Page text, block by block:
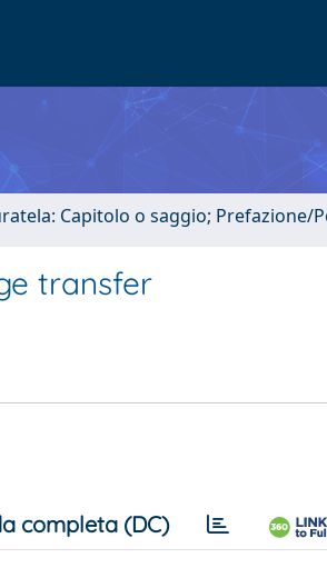
Capitolo o saggio;
transfer
completa (DC)